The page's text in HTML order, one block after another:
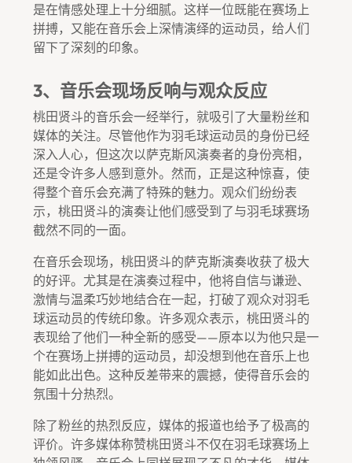
是在情感处理上十分细腻。这样一位既能在赛场上
拼搏，又能在音乐会上深情演绎的运动员，给人们
留下了深刻的印象。
3、音乐会现场反响与观众反应
桃田贤斗的音乐会一经举行，就吸引了大量粉丝和
媒体的关注。尽管他作为羽毛球运动员的身份已经
深入人心，但这次以萨克斯风演奏者的身份亮相，
还是令许多人感到意外。然而，正是这种惊喜，使
得整个音乐会充满了特殊的魅力。观众们纷纷表
示，桃田贤斗的演奏让他们感受到了与羽毛球赛场
截然不同的一面。
在音乐会现场，桃田贤斗的萨克斯演奏收获了极大
的好评。尤其是在演奏过程中，他将自信与谦逊、
激情与温柔巧妙地结合在一起，打破了观众对羽毛
球运动员的传统印象。许多观众表示，桃田贤斗的
表现给了他们一种全新的感受——原本以为他只是一
个在赛场上拼搏的运动员，却没想到他在音乐上也
能如此出色。这种反差带来的震撼，使得音乐会的
氛围十分热烈。
除了粉丝的热烈反应，媒体的报道也给予了极高的
评价。许多媒体称赞桃田贤斗不仅在羽毛球赛场上